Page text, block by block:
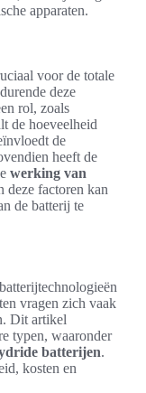
apparaten.
voor de totale
deze
rol, zoals
de hoeveelheid
de
heeft de
werking van
deze factoren kan
de batterij te
vragen zich vaak
Dit artikel
typen, waaronder
batterijen.
kosten en